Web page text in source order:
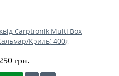
Carptronik Multi Box
Криль) 400g
250 грн.